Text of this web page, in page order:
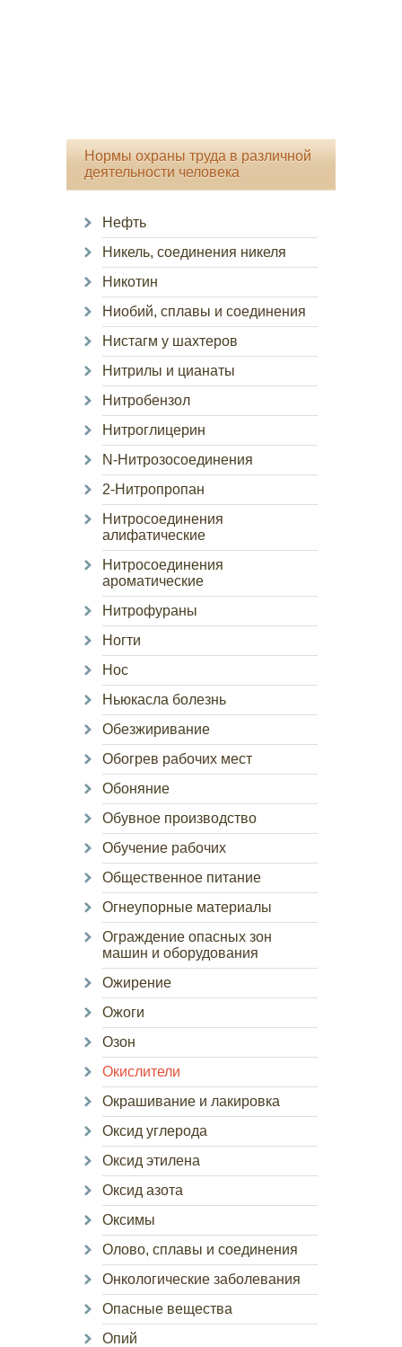
Нормы охраны труда в различной
деятельности человека
Нефть
Никель, соединения никеля
Никотин
Ниобий, сплавы и соединения
Нистагм у шахтеров
Нитрилы и цианаты
Нитробензол
Нитроглицерин
N-Нитрозосоединения
2-Нитропропан
Нитросоединения
алифатические
Нитросоединения
ароматические
Нитрофураны
Ногти
Нос
Ньюкасла болезнь
Обезжиривание
Обогрев рабочих мест
Обоняние
Обувное производство
Обучение рабочих
Общественное питание
Огнеупорные материалы
Ограждение опасных зон
машин и оборудования
Ожирение
Ожоги
Озон
Окислители
Окрашивание и лакировка
Оксид углерода
Оксид этилена
Оксид азота
Оксимы
Олово, сплавы и соединения
Онкологические заболевания
Опасные вещества
Опий